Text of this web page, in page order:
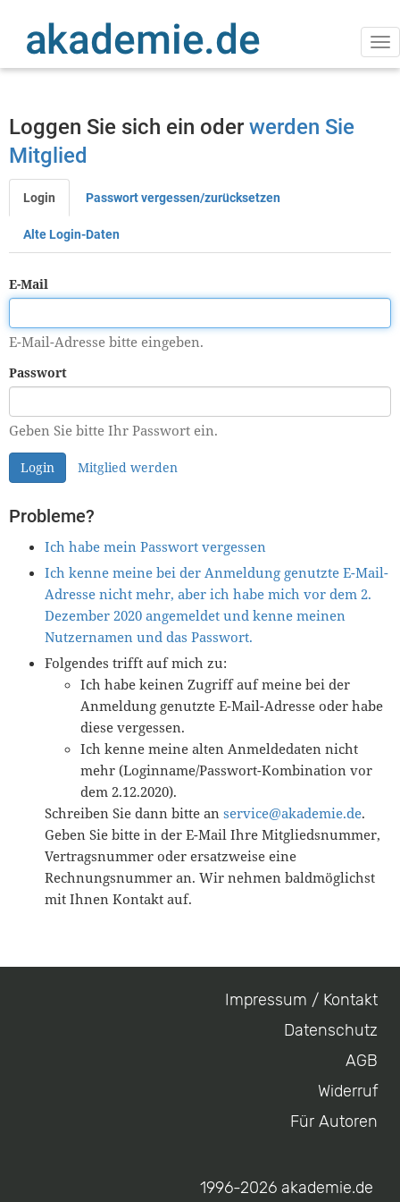
Inhalt
Loggen Sie sich ein oder werden Sie
Mitglied
Primäre
Reiter
Login Passwort vergessen/zurücksetzen
Alte Login-Daten
E-Mail
E-Mail-Adresse bitte eingeben.
Passwort
Geben Sie bitte Ihr Passwort ein.
Login Mitglied werden
Probleme?
Ich habe mein Passwort vergessen
Ich kenne meine bei der Anmeldung genutzte E-Mail-
Adresse nicht mehr, aber ich habe mich vor dem 2.
Dezember 2020 angemeldet und kenne meinen
Nutzernamen und das Passwort.
Folgendes trifft auf mich zu:
Ich habe keinen Zugriff auf meine bei der
Anmeldung genutzte E-Mail-Adresse oder habe
diese vergessen.
Ich kenne meine alten Anmeldedaten nicht
mehr (Loginname/Passwort-Kombination vor
dem 2.12.2020).
Schreiben Sie dann bitte an service@akademie.de.
Geben Sie bitte in der E-Mail Ihre Mitgliedsnummer,
Vertragsnummer oder ersatzweise eine
Rechnungsnummer an. Wir nehmen baldmöglichst
mit Ihnen Kontakt auf.
Impressum / Kontakt
Datenschutz
AGB
Widerruf
Für Autoren
1996-2026 akademie.de